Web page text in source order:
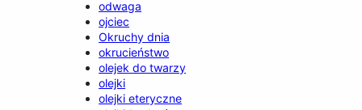
odwaga
ojciec
Okruchy dnia
okrucieństwo
olejek do twarzy
olejki
olejki eteryczne